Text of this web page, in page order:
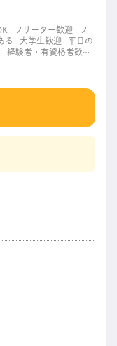
フリーター歓迎
フ
る
大学生歓迎
平日の
経験者・有資格者歓迎